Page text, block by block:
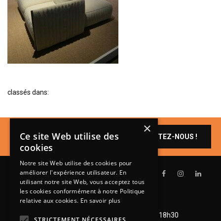
BIBLIOTHÈQUE
FAUTEUILS
CHAISES
LITERIE
MATELAS
LITS RELEVABLES
classés dans:
Un produit vous
intéresse ?
CONTACTEZ-NOUS !
Lundi de 14h à 18h30
Mardi à vendredi de 9h à 12h et de 14h à 18h30
×
Ce site Web utilise des
cookies
Notre site Web utilise des cookies pour
améliorer l'expérience utilisateur. En
utilisant notre site Web, vous acceptez tous
les cookies conformément à notre Politique
relative aux cookies. En savoir plus